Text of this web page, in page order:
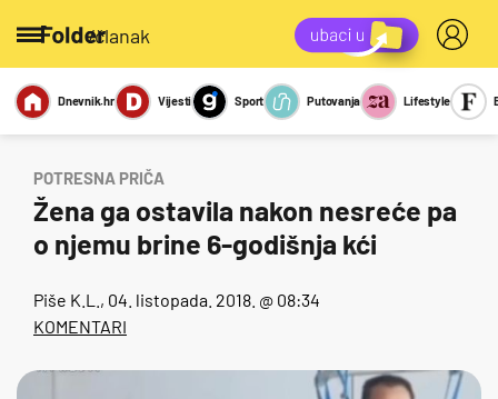
/članak
Miks Kviz
Report
Sexy
Dnevnik.hr Vijesti Sport Putovanja Lifestyle
POTRESNA PRIČA
Žena ga ostavila nakon nesreće pa
o njemu brine 6-godišnja kći
Piše K.L. , 04. listopada. 2018. @ 08:34
KOMENTARI